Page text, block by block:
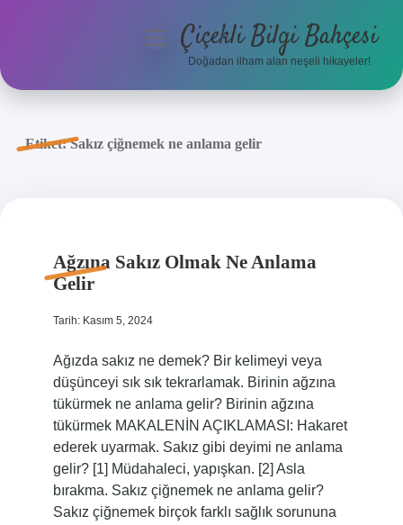
Anasayfa
menüyüÇiçekli Bilgi Bahçesi
Doğadan ilham alan neşeli hikayeler!
Etiket:Sakız çiğnemek ne anlama gelir
Ağzına Sakız Olmak Ne Anlama
Gelir
Tarih: Kasım 5, 2024
Ağızda sakız ne demek? Bir kelimeyi veya
düşünceyi sık sık tekrarlamak. Birinin ağzına
tükürmek ne anlama gelir? Birinin ağzına
tükürmek MAKALENİN AÇIKLAMASI: Hakaret
ederek uyarmak. Sakız gibi deyimi ne anlama
gelir? [1] Müdahaleci, yapışkan. [2] Asla
bırakma. Sakız çiğnemek ne anlama gelir?
Sakız çiğnemek birçok farklı sağlık sorununa